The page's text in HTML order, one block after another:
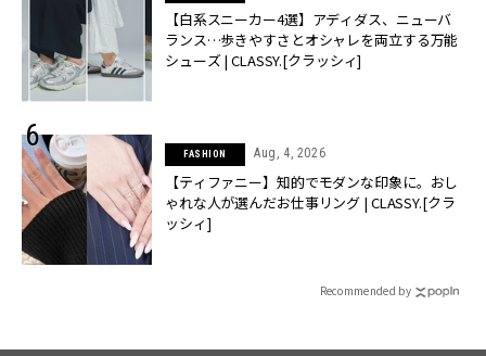
【白系スニーカー4選】アディダス、ニューバ
ランス…歩きやすさとオシャレを両立する万能
シューズ | CLASSY.[クラッシィ]
FASHION Aug, 4, 2026
【ティファニー】知的でモダンな印象に。おし
ゃれな人が選んだお仕事リング | CLASSY.[クラ
ッシィ]
Recommended by